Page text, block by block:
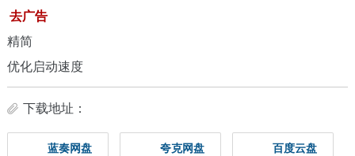
去广告
精简
优化启动速度
下载地址：
蓝奏网盘 夸克网盘 百度云盘